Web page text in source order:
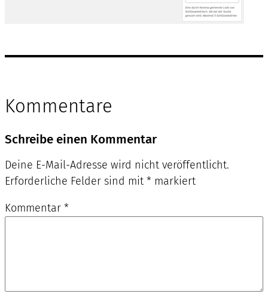
Kommentare
Schreibe einen Kommentar
Deine E-Mail-Adresse wird nicht veröffentlicht.
Erforderliche Felder sind mit * markiert
Kommentar *